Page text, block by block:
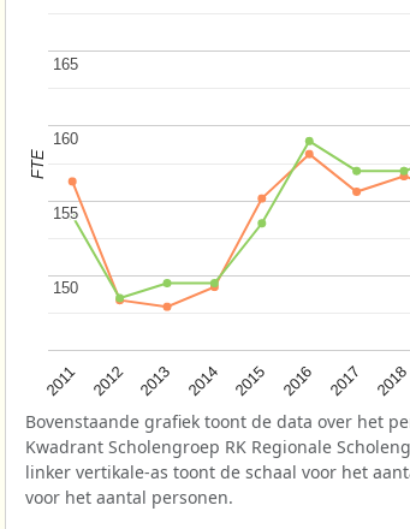
2011 2012 2013 2014 2015 2016 2017 2018
150
150
155
155
160
160
165
165
FTE
Bovenstaande grafiek toont de data over het
Kwadrant Scholengroep RK Regionale
linker vertikale-as toont de schaal voor het
voor het aantal personen.